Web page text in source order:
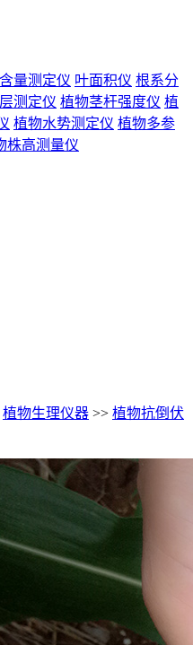
量测定仪 叶面积仪 根系分
测定仪 植物茎杆强度仪 植
植物水势测定仪 植物多参
株高测量仪
植物生理仪器 >> 植物抗倒伏